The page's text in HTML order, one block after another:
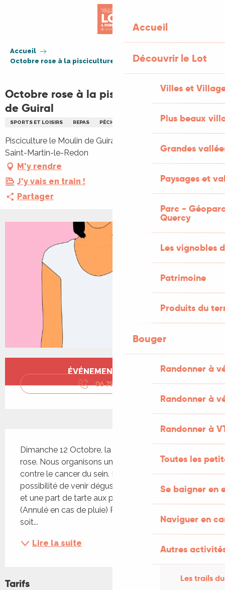
Accueil
Découvrir le Lot
Villes et
Plus beaux
Grandes
Paysages et
Parc -
Quercy
Les vignobles
Patrimoine
Produits du
Bouger
Randonner à
Randonner à
Randonner à
Toutes les
Se baigner en
Naviguer en
Autres
Les trails
Accueil
Octobre rose à la pisciculture le Moulin de Guiral
Octobre rose à la pisciculture le Moulin
de Guiral
SPORTS ET LOISIRS REPAS PÊCHE
Pisciculture le Moulin de Guiral, Moulin de Guiral, 46700
Saint-Martin-le-Redon
M'y rendre
J'y vais en train !
Partager
Ouverture et coordonnées
ÉVÉNEMENT TERMINÉ
06 79 84 89
Dimanche 12 Octobre, la pisciculture se met au
rose. Nous organisons une journée pour la ligue
contre le cancer du sein. Le midi, vous avez la
possibilité de venir déguster l'assiette gourmande
et une part de tarte aux pommes pour 11 euros.
(Annulé en cas de pluie) Pour la journée, que ce
soit...
Lire la suite
Tarifs